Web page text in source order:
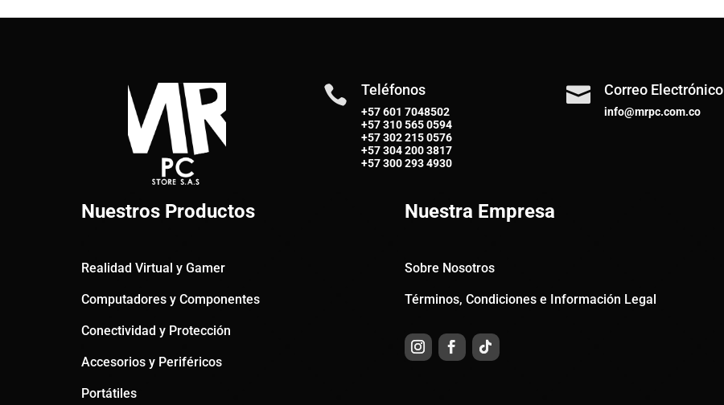
 Teléfonos
+57 601 7048502
+57310 565 0594
+57302 215 0576
+57304 200 3817
+57300 293 4930
 Correo Electrónico
info@mrpc.com.co
Nuestros Productos
Realidad Virtual y Gamer
Computadores y Componentes
Conectividad y Protección
Accesorios y Periféricos
Portátiles
Nuestra Empresa
Sobre Nosotros
Términos, Condiciones e Información Legal